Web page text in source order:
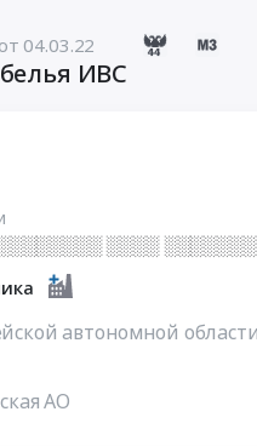
от 04.03.22
ИВС
░░░░
автономной области
АО